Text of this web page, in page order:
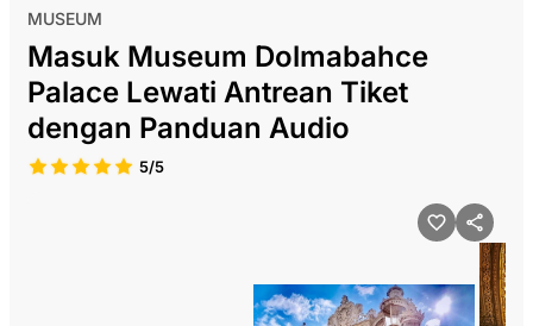
MUSEUM
Masuk Museum Dolmabahce
Palace Lewati Antrean Tiket
dengan Panduan Audio
5/5